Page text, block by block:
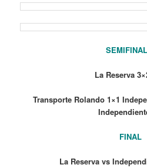
La Reserva
Transporte Rolando 1×1
FINAL
La Reserva vs